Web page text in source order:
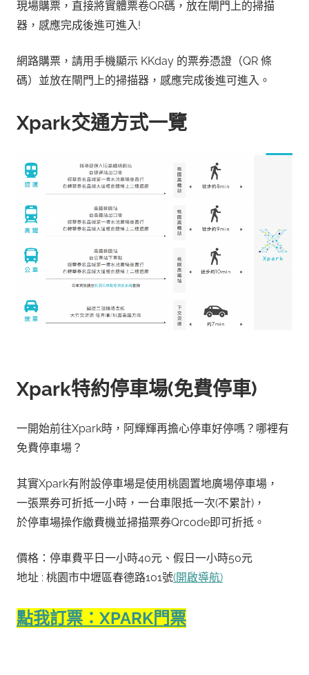
現場購票，直接將實體票卷QR碼，放在閘門上的掃描
器，感應完成後進可進入!
網路購票，請用手機顯示 KKday 的票券憑證（QR 條
碼）並放在閘門上的掃描器，感應完成後進可進入。
Xpark交通方式一覽
Xpark特約停車場(免費停車)
一開始前往Xpark時，阿輝輝再擔心停車好停嗎？哪裡有
免費停車場？
其實Xpark有附設停車場是使用桃園置地廣場停車場，
一張票券可折抵一小時，一台車限抵一次(不累計)，
於停車場操作繳費機並掃描票券Qrcode即可折抵。
價格：停車費平日一小時40元、假日一小時50元
地址 : 桃園市中壢區春德路101號(開啟導航)
點我訂票：XPARK門票